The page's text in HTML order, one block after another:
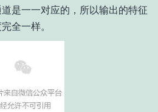
是一一对应的，所以输出的特征
全一样。